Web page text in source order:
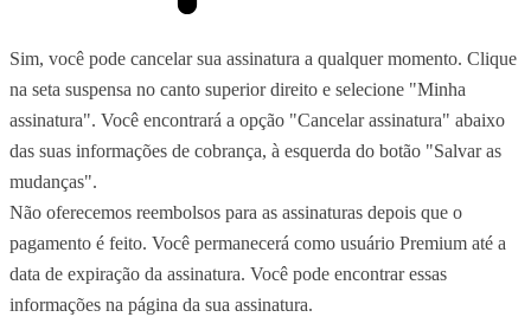
Sim, você pode cancelar sua assinatura a qualquer momento. Clique
na seta suspensa no canto superior direito e selecione "Minha
assinatura". Você encontrará a opção "Cancelar assinatura" abaixo
das suas informações de cobrança, à esquerda do botão "Salvar as
mudanças".
Não oferecemos reembolsos para as assinaturas depois que o
pagamento é feito. Você permanecerá como usuário Premium até a
data de expiração da assinatura. Você pode encontrar essas
informações na página da sua assinatura.